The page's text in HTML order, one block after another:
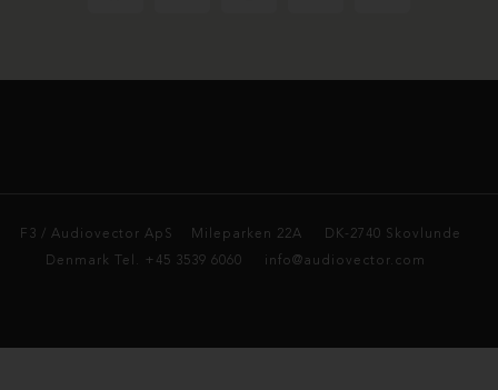
F3 / Audiovector ApS
Mileparken 22A DK-2740 Skovlunde
Denmark Tel. +45 3539 6060 info@audiovector.com